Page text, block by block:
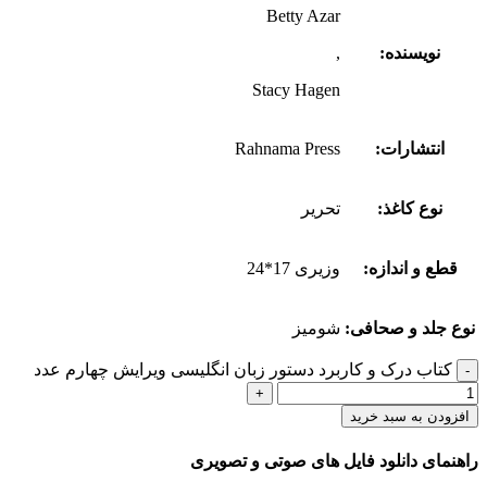
نویسنده:
Betty Azar
,
Stacy Hagen
انتشارات: Rahnama Press
نوع کاغذ: تحریر
قطع و اندازه: وزیری 17*24
نوع جلد و صحافی: شومیز
کتاب درک و کاربرد دستور زبان انگلیسی ویرایش چهارم عدد
افزودن به سبد خرید
راهنمای دانلود فایل های صوتی و تصویری